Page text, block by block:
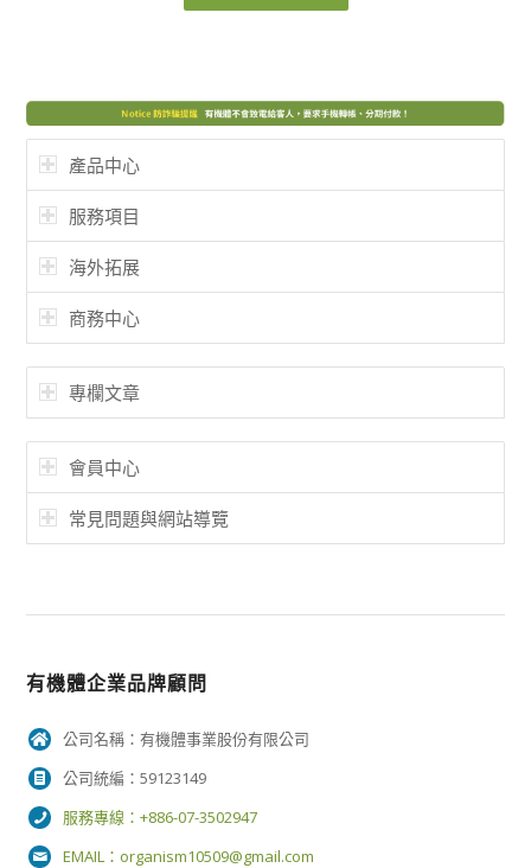
產品中心
服務項目
海外拓展
商務中心
專欄文章
會員中心
常見問題與網站導覽
有機體企業品牌顧問
公司名稱：有機體事業股份有限公司
公司統編：59123149
服務專線：+886-07-3502947
EMAIL： organism10509@gmail.com